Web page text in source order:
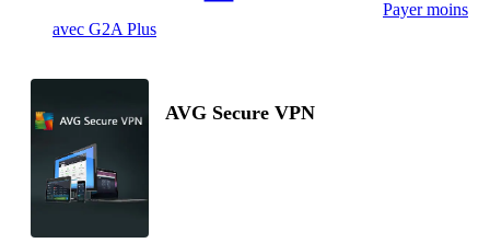
Payer moins
avec G2A Plus
AVG Secure VPN